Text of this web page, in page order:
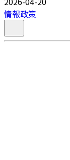
情報政策